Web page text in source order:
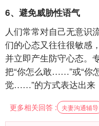
6、避免威胁性语气
人们常常对自己无意识
们的心态又往往很敏感
并立即产生防守心态。
把“你怎么敢……”或“
觉……”的方式表达出来
更多相关回答 : 夫妻沟通辅导